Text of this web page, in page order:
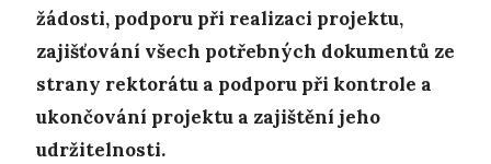
žádosti, podporu při realizaci projektu,
zajišťování všech potřebných dokumentů ze
strany rektorátu a podporu při kontrole a
ukončování projektu a zajištění jeho
udržitelnosti.